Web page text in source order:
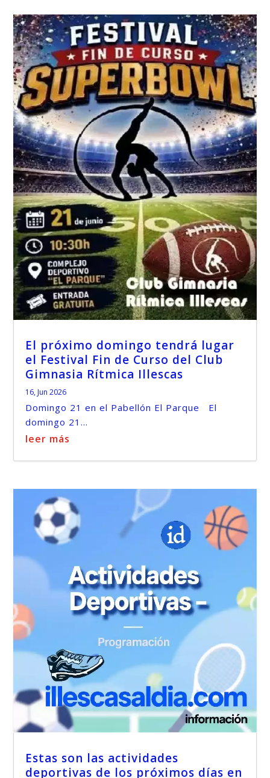
El próximo domingo tendrá lugar
el Festival Fin de Curso del Club
Gimnasia Rítmica Illescas
16, Jun 2026
Domingo 21 en el Pabellón El Parque El
domingo 21...
leer más
Estas son las actividades
deportivas de los próximos días en